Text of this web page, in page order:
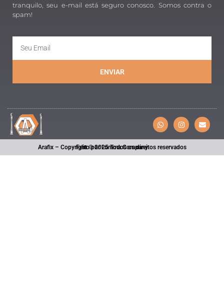
tranquilo, seu e-mail está seguro conosco. Somos contra o
spam!
ENVIAR
Arafix – Copyright © 2025 Todos os direitos reservados
Feito por Lumma Company